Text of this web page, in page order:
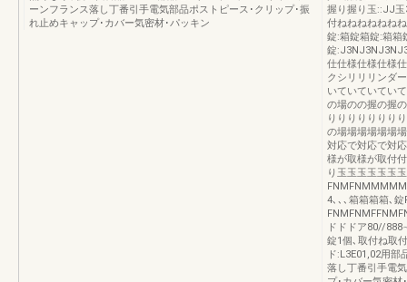
ーンフランス落し丁番引手電気部品ポストピース･クリップ･振
れ止めキャップ･カバー気密材･パッキン
握り握り玉::JJ玉
付ねねねねねね
錠:箱錠箱錠:箱箱
錠
仕仕様仕様仕様
クシリリリンダ
いていていてい
の場のの握の握
りりりりりりり
の場場場場場場
対応で対応で対
様が取様が取付
り玉玉玉玉玉玉
4､､､箱箱箱箱､
ドドドア80//
錠1個､取付ね取
ド:L3E01,02用
落し丁番引手電